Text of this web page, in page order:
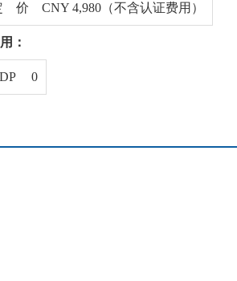
价 CNY 4,980（不含认证费用）
：
0